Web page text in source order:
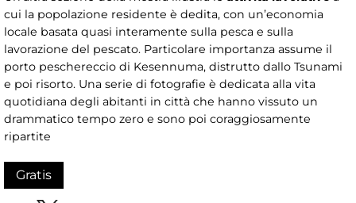
cui la popolazione residente è dedita, con un’economia
locale basata quasi interamente sulla pesca e sulla
lavorazione del pescato. Particolare importanza assume il
porto peschereccio di Kesennuma, distrutto dallo Tsunami
e poi risorto. Una serie di fotografie è dedicata alla vita
quotidiana degli abitanti in città che hanno vissuto un
drammatico tempo zero e sono poi coraggiosamente
ripartite
Gratis